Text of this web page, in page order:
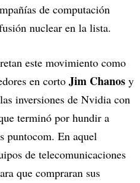
de computación
nuclear en la lista.
este movimiento como
en corto Jim Chanos y
inversiones de Nvidia con
terminó por hundir a
puntocom. En aquel
de telecomunicaciones
que compraran sus